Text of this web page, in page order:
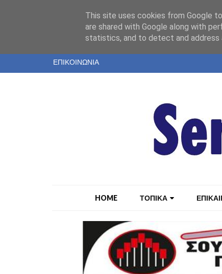
ΤΑΥΤΟΤΗΤΑ
ΕΝΤΥΠΗ ΕΚΔΟΣΗ
ΕΠΙΚΟΙΝΩΝΙΑ
HOME ΤΟΠΙΚΑ
This site uses cookies from Google
are shared with Google along with
statistics, and to detect and address